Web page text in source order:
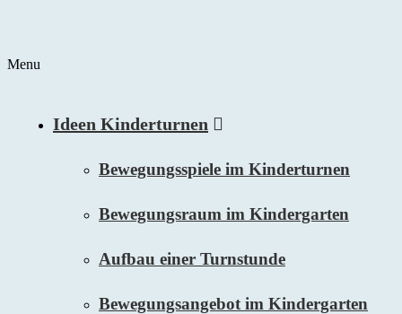
Menu
Ideen Kinderturnen
Bewegungsspiele im Kinderturnen
Bewegungsraum im Kindergarten
Aufbau einer Turnstunde
Bewegungsangebot im Kindergarten